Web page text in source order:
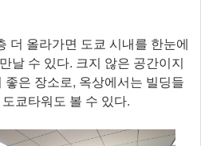
더 올라가면 도쿄 시내를 한눈에
날 수 있다. 크지 않은 공간이지
은 장소로, 옥상에서는 빌딩들
쿄타워도 볼 수 있다.